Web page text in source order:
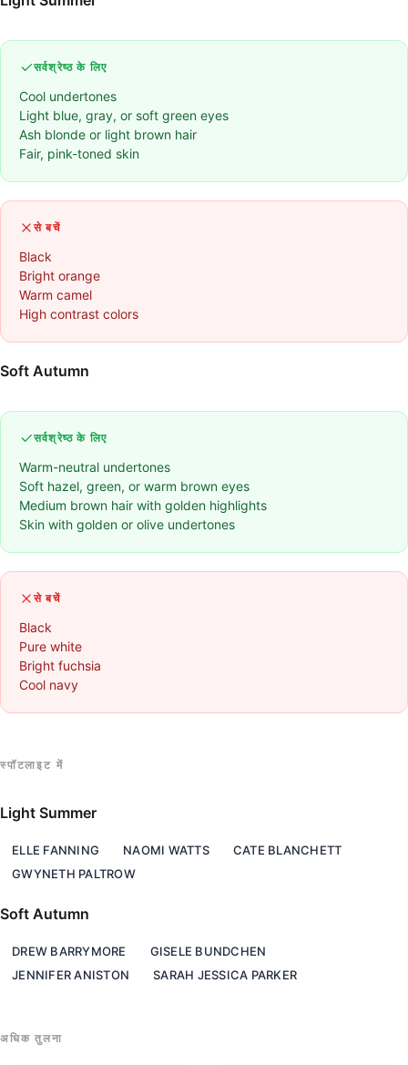
सर्वश्रेष्ठ के लिए
Cool undertones
Light blue, gray, or soft green eyes
Ash blonde or light brown hair
Fair, pink-toned skin
से बचें
Black
Bright orange
Warm camel
High contrast colors
Soft Autumn
सर्वश्रेष्ठ के लिए
Warm-neutral undertones
Soft hazel, green, or warm brown eyes
Medium brown hair with golden highlights
Skin with golden or olive undertones
से बचें
Black
Pure white
Bright fuchsia
Cool navy
स्पॉटलाइट में
Light Summer
ELLE FANNING NAOMI WATTS
CATE BLANCHETT
GWYNETH PALTROW
Soft Autumn
DREW BARRYMORE
GISELE BUNDCHEN
JENNIFER ANISTON
SARAH JESSICA PARKER
अधिक तुलना